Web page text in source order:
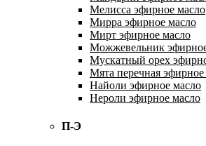
Мелисса эфирное масло
Мирра эфирное масло
Мирт эфирное масло
Можжевельник
Мускатный орех
Мята перечная эфирное
Найоли эфирное масло
Нероли эфирное масло
П-Э